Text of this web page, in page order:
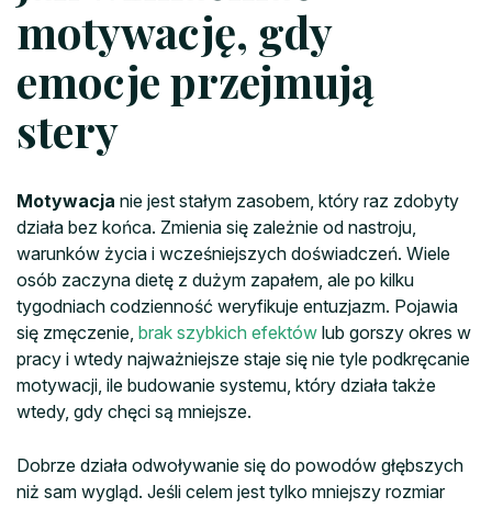
motywację, gdy
emocje przejmują
stery
Motywacja nie jest stałym zasobem, który raz zdobyty
działa bez końca. Zmienia się zależnie od nastroju,
warunków życia i wcześniejszych doświadczeń. Wiele
osób zaczyna dietę z dużym zapałem, ale po kilku
tygodniach codzienność weryfikuje entuzjazm. Pojawia
się zmęczenie, brak szybkich efektów lub gorszy okres w
pracy i wtedy najważniejsze staje się nie tyle podkręcanie
motywacji, ile budowanie systemu, który działa także
wtedy, gdy chęci są mniejsze.
Dobrze działa odwoływanie się do powodów głębszych
niż sam wygląd. Jeśli celem jest tylko mniejszy rozmiar